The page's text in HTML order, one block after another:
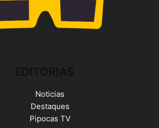
Noticias
Destaques
Pipocas TV